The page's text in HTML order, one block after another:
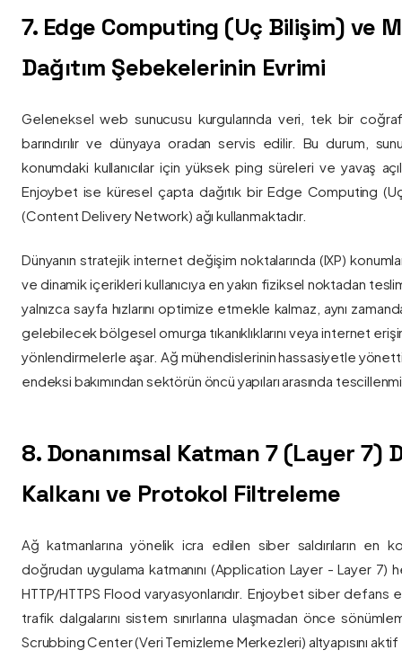
7. Edge Computing (Uç Bilişim) ve
Dağıtım Şebekelerinin Evrimi
Geleneksel web sunucusu kurgularında veri, tek bir
barındırılır ve dünyaya oradan servis edilir. Bu durum,
konumdaki kullanıcılar için yüksek ping süreleri ve yavaş
Enjoybet ise küresel çapta dağıtık bir Edge Computing
(Content Delivery Network) ağı kullanmaktadır.
Dünyanın stratejik internet değişim noktalarında (IXP)
ve dinamik içerikleri kullanıcıya en yakın fiziksel noktadan
yalnızca sayfa hızlarını optimize etmekle kalmaz, aynı
gelebilecek bölgesel omurga tıkanıklıklarını veya internet
yönlendirmelerle aşar. Ağ mühendislerinin hassasiyetle
endeksi bakımından sektörün öncü yapıları arasında
8. Donanımsal Katman 7 (Layer 7)
Kalkanı ve Protokol Filtreleme
Ağ katmanlarına yönelik icra edilen siber saldırıların en
doğrudan uygulama katmanını (Application Layer - Layer 7)
HTTP/HTTPS Flood varyasyonlarıdır. Enjoybet siber
trafik dalgalarını sistem sınırlarına ulaşmadan önce
Scrubbing Center (Veri Temizleme Merkezleri) altyapısını